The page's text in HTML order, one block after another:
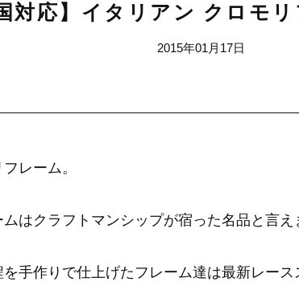
対応】イタリアン クロモ
2015年01月17日
レーム。
はクラフトマンシップが宿った名品と言え
手作りで仕上げたフレーム達は最新レース